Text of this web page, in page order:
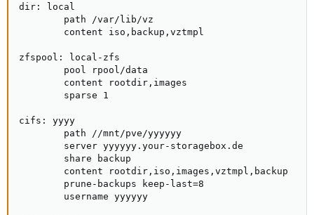
dir: local
        path /var/lib/vz
        content iso,backup,vztmpl
zfspool: local-zfs
        pool rpool/data
        content rootdir,images
        sparse 1
cifs: yyyy
        path //mnt/pve/yyyyyy
        server yyyyyy.your-storagebox.de
        share backup
        content rootdir,iso,images,vztmpl,backup
        prune-backups keep-last=8
        username yyyyyy